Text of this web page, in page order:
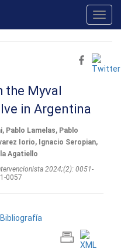
the Myval
in Argentina
Pablo Lamelas, Pablo
Iorio, Ignacio Seropian,
Agatiello
2024;(2): 0051-
0057
Bibliografía